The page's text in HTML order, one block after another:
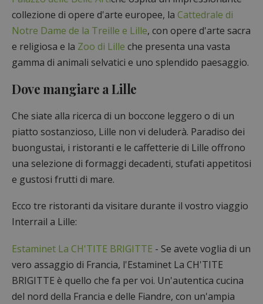
collezione di opere d'arte europee, la Cattedrale di
Notre Dame de la Treille e Lille, con opere d'arte sacra
e religiosa e la Zoo di Lille che presenta una vasta
gamma di animali selvatici e uno splendido paesaggio.
Dove mangiare a Lille
Che siate alla ricerca di un boccone leggero o di un
piatto sostanzioso, Lille non vi deluderà. Paradiso dei
buongustai, i ristoranti e le caffetterie di Lille offrono
una selezione di formaggi decadenti, stufati appetitosi
e gustosi frutti di mare.
Ecco tre ristoranti da visitare durante il vostro viaggio
Interrail a Lille:
Estaminet La CH'TITE BRIGITTE - Se avete voglia di un
vero assaggio di Francia, l'Estaminet La CH'TITE
BRIGITTE è quello che fa per voi. Un'autentica cucina
del nord della Francia e delle Fiandre, con un'ampia